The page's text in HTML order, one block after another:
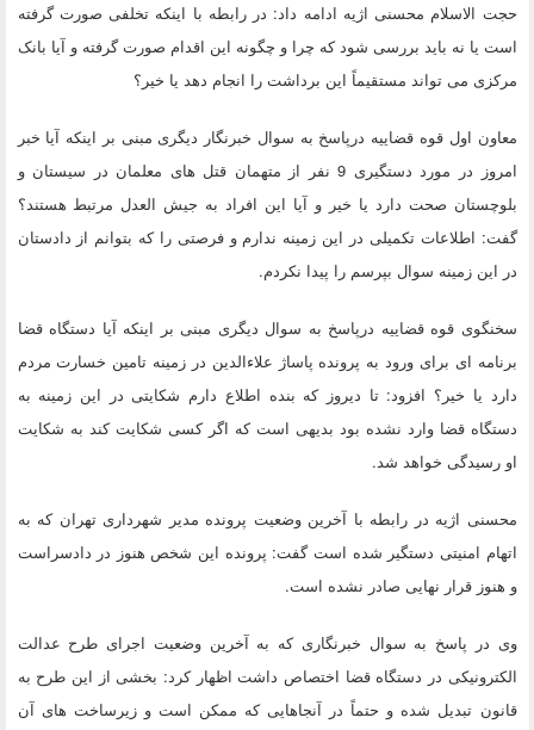
حجت الاسلام محسنی اژیه ادامه داد: در رابطه با اینکه تخلفی صورت گرفته
است یا نه باید بررسی شود که چرا و چگونه این اقدام صورت گرفته و آیا بانک
مرکزی می تواند مستقیماً این برداشت را انجام دهد یا خیر؟
معاون اول قوه قضاییه درپاسخ به سوال خبرنگار دیگری مبنی بر اینکه آیا خبر
امروز در مورد دستگیری 9 نفر از متهمان قتل های معلمان در سیستان و
بلوچستان صحت دارد یا خیر و آیا این افراد به جیش العدل مرتبط هستند؟
گفت: اطلاعات تکمیلی در این زمینه ندارم و فرصتی را که بتوانم از دادستان
در این زمینه سوال بپرسم را پیدا نکردم.
سخنگوی قوه قضاییه درپاسخ به سوال دیگری مبنی بر اینکه آیا دستگاه قضا
برنامه ای برای ورود به پرونده پاساژ علاءالدین در زمینه تامین خسارت مردم
دارد یا خیر؟ افزود: تا دیروز که بنده اطلاع دارم شکایتی در این زمینه به
دستگاه قضا وارد نشده بود بدیهی است که اگر کسی شکایت کند به شکایت
او رسیدگی خواهد شد.
محسنی اژیه در رابطه با آخرین وضعیت پرونده مدیر شهرداری تهران که به
اتهام امنیتی دستگیر شده است گفت: پرونده این شخص هنوز در دادسراست
و هنوز قرار نهایی صادر نشده است.
وی در پاسخ به سوال خبرنگاری که به آخرین وضعیت اجرای طرح عدالت
الکترونیکی در دستگاه قضا اختصاص داشت اظهار کرد: بخشی از این طرح به
قانون تبدیل شده و حتماً در آنجاهایی که ممکن است و زیرساخت های آن